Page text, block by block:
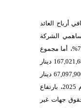
إلى أن صافي أرباح العائد
لمساهمي الشركة
بمقدار1,933,319 دينار أردني للفترة نفسها من العام 2025، بارتفاع بلغت نسبته 79.45%، أما مجموع
الموجودات بلغت 171,751,840 دينار أردني ، مقارنة مع مجموع الموجودات بمقدار167,021,682 دينار
أردني في نهاية العام 2025، بارتفاع بلغت نسبته 2.83%، أما مجموع المطلوبات بلغت 67,097,900 دينار
أردني ، مقارنة مع مجموع المطلوبات بمقدار66,145,089 دينار أردني في نهاية العام 2025، بارتفاع
دينار أردني منهاحقوق جهات غير